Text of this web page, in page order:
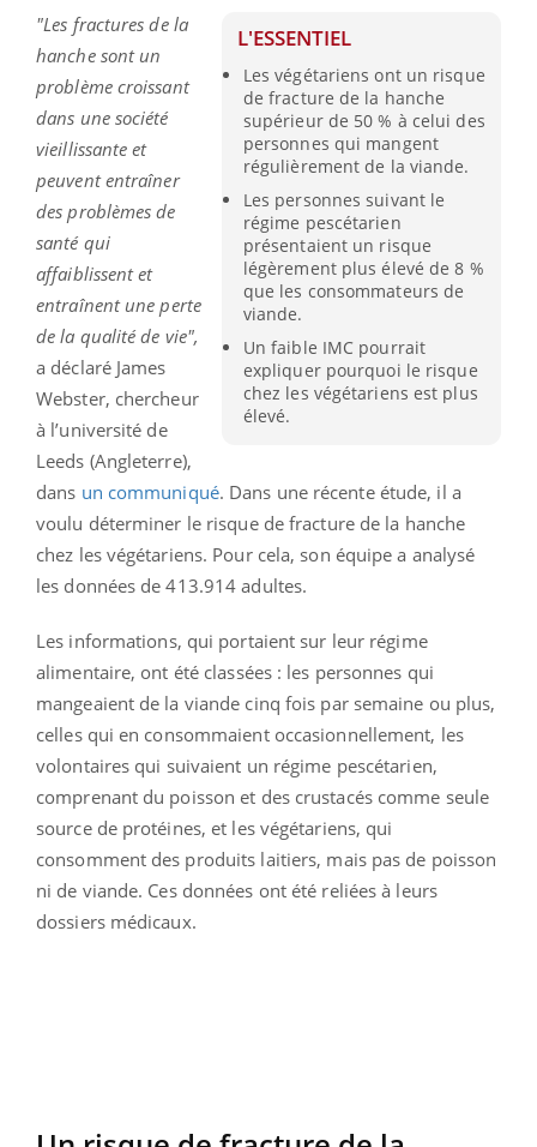
L'ESSENTIEL
Les végétariens ont un risque
de fracture de la hanche
supérieur de 50 % à celui des
personnes qui mangent
régulièrement de la viande.
Les personnes suivant le
régime pescétarien
présentaient un risque
légèrement plus élevé de 8 %
que les consommateurs de
viande.
Un faible IMC pourrait
expliquer pourquoi le risque
chez les végétariens est plus
élevé.
"Les fractures de la
hanche sont un
problème croissant
dans une société
vieillissante et
peuvent entraîner
des problèmes de
santé qui
affaiblissent et
entraînent une perte
de la qualité de vie",
a déclaré James
Webster, chercheur
à l’université de
Leeds (Angleterre),
dans un communiqué. Dans une récente étude, il a
voulu déterminer le risque de fracture de la hanche
chez les végétariens. Pour cela, son équipe a analysé
les données de 413.914 adultes.
Les informations, qui portaient sur leur régime
alimentaire, ont été classées : les personnes qui
mangeaient de la viande cinq fois par semaine ou plus,
celles qui en consommaient occasionnellement, les
volontaires qui suivaient un régime pescétarien,
comprenant du poisson et des crustacés comme seule
source de protéines, et les végétariens, qui
consomment des produits laitiers, mais pas de poisson
ni de viande. Ces données ont été reliées à leurs
dossiers médicaux.